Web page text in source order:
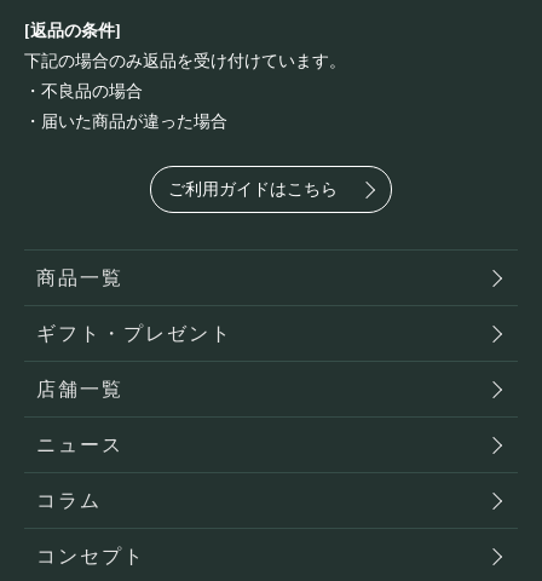
[返品の条件]
下記の場合のみ返品を受け付けています。
・不良品の場合
・届いた商品が違った場合
ご利用ガイドはこちら
商品一覧
ギフト・プレゼント
店舗一覧
ニュース
コラム
コンセプト